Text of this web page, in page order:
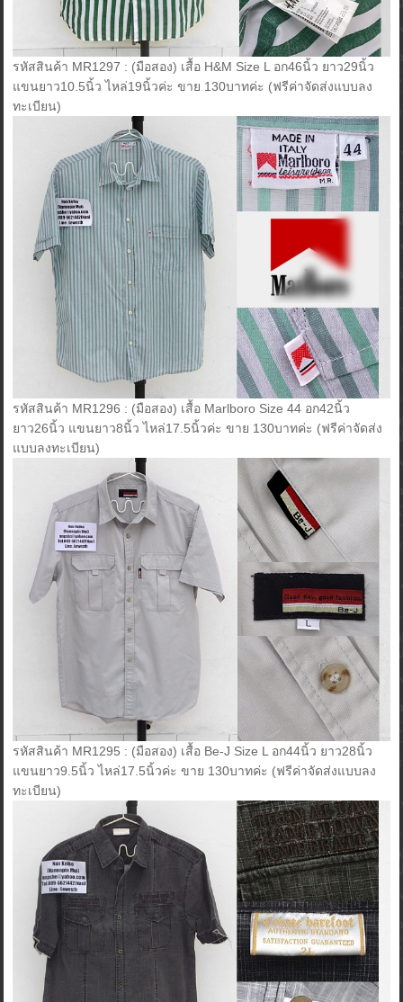
รหัสสินค้า MR1297 : (มือสอง) เสื้อ H&M Size L อก46นิ้ว ยาว29นิ้ว
แขนยาว10.5นิ้ว ไหล่19นิ้วค่ะ ขาย 130บาทค่ะ (ฟรีค่าจัดส่งแบบลง
ทะเบียน)
รหัสสินค้า MR1296 : (มือสอง) เสื้อ Marlboro Size 44 อก42นิ้ว
ยาว26นิ้ว แขนยาว8นิ้ว ไหล่17.5นิ้วค่ะ ขาย 130บาทค่ะ (ฟรีค่าจัดส่ง
แบบลงทะเบียน)
รหัสสินค้า MR1295 : (มือสอง) เสื้อ Be-J Size L อก44นิ้ว ยาว28นิ้ว
แขนยาว9.5นิ้ว ไหล่17.5นิ้วค่ะ ขาย 130บาทค่ะ (ฟรีค่าจัดส่งแบบลง
ทะเบียน)